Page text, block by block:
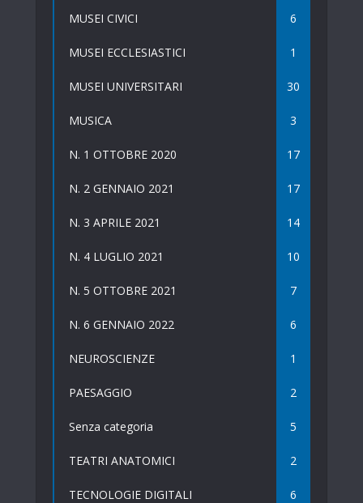
MUSEI CIVICI 6
MUSEI ECCLESIASTICI 1
MUSEI UNIVERSITARI 30
MUSICA 3
N. 1 OTTOBRE 2020 17
N. 2 GENNAIO 2021 17
N. 3 APRILE 2021 14
N. 4 LUGLIO 2021 10
N. 5 OTTOBRE 2021 7
N. 6 GENNAIO 2022 6
NEUROSCIENZE 1
PAESAGGIO 2
Senza categoria 5
TEATRI ANATOMICI 2
TECNOLOGIE DIGITALI 6